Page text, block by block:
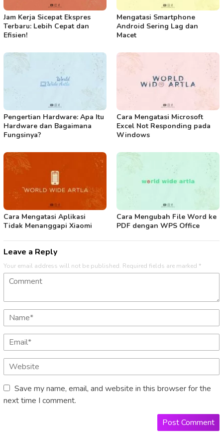
Jam Kerja Sicepat Ekspres
Terbaru: Lebih Cepat dan
Efisien!
Mengatasi Smartphone
Android Sering Lag dan
Macet
Pengertian Hardware: Apa Itu
Hardware dan Bagaimana
Fungsinya?
Cara Mengatasi Microsoft
Excel Not Responding pada
Windows
Cara Mengatasi Aplikasi
Tidak Menanggapi Xiaomi
Cara Mengubah File Word ke
PDF dengan WPS Office
Leave a Reply
Your email address will not be published. Required fields are marked *
Save my name, email, and website in this browser for the
next time I comment.